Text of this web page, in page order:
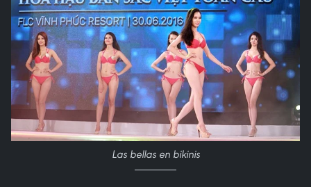
Las bellas en bikinis